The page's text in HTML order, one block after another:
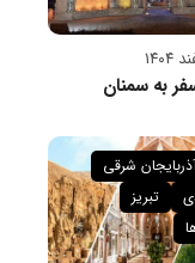
به سمنان
شرقی
تبریز